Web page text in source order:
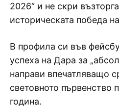
2026“ и не скри
историческата победа
В профила си във
успеха на Дара за
направи впечатляващо
световното първенство
година.